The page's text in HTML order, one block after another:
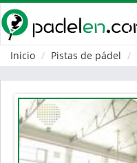
Inicio
Pistas de pádel